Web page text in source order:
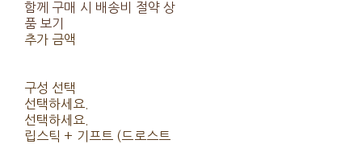
함께 구매 시 배송비 절약 상
품 보기
추가 금액
구성 선택
선택하세요.
선택하세요.
립스틱 + 기프트 (드로스트